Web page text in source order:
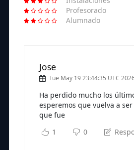
Profesorado
Alumnado
Jose
Tue May 19 23:44:35 UTC
Ha perdido mucho los
esperemos que vuelva a
que fue
1
0